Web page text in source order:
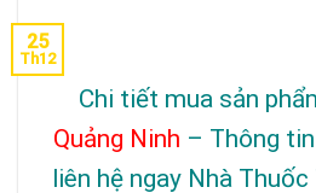
25
Th12
Chi tiết mua sản
Quảng Ninh – Thông
liên hệ ngay Nhà